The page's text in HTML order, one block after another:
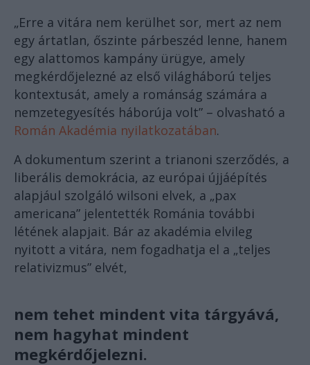
„Erre a vitára nem kerülhet sor, mert az nem
egy ártatlan, őszinte párbeszéd lenne, hanem
egy alattomos kampány ürügye, amely
megkérdőjelezné az első világháború teljes
kontextusát, amely a románság számára a
nemzetegyesítés háborúja volt” – olvasható a
Román Akadémia nyilatkozatában.
A dokumentum szerint a trianoni szerződés, a
liberális demokrácia, az európai újjáépítés
alapjául szolgáló wilsoni elvek, a „pax
americana” jelentették Románia további
létének alapjait. Bár az akadémia elvileg
nyitott a vitára, nem fogadhatja el a „teljes
relativizmus” elvét,
nem tehet mindent vita tárgyává,
nem hagyhat mindent
megkérdőjelezni.